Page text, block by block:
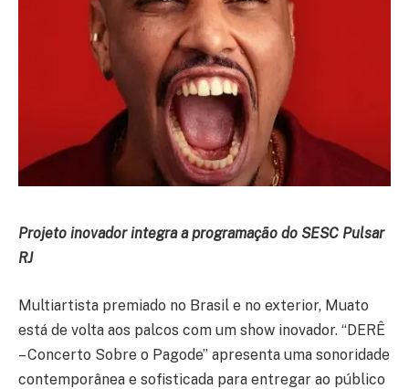
Projeto inovador integra a programação do SESC Pulsar
RJ
Multiartista premiado no Brasil e no exterior, Muato
está de volta aos palcos com um show inovador. “DERÊ
– Concerto Sobre o Pagode” apresenta uma sonoridade
contemporânea e sofisticada para entregar ao público